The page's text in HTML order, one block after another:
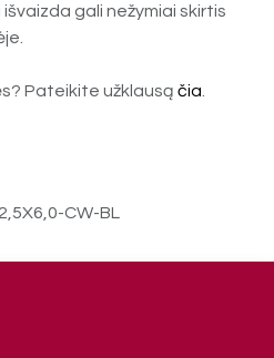
gali nežymiai skirtis
Pateikite užklausą čia
CW-BL